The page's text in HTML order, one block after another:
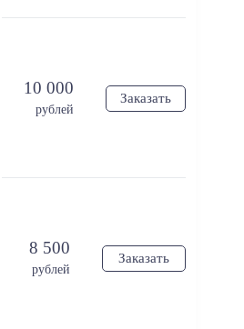
10 000
рублей
Заказать
8 500
рублей
Заказать